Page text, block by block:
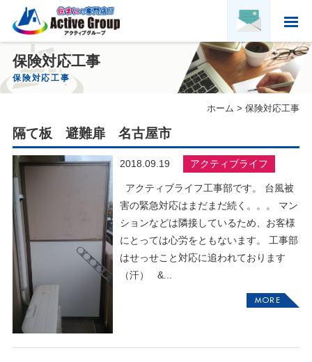
ホーム
HOME
アクティブグループについて
実績紹介
PORTFOLIO
お客様の声
VOICE
求人募集・協力会社募集
RECRUITMENT & PARTNER
会社概要
COMPANY PROFILE
保険対応工事
保険対応工事
ホーム >保険対応工事
隔て板 避難扉 名古屋市
2018.09.19 アクティブライフ
アクティブライフ工事部です。 台風被
害の緊急対応はまだまだ続く。。。 マン
ションなどは隣接しているため、お客様
にとっては心労をともないます。 工事部
はせっせこと対応に追われております
（汗） &...
MORE